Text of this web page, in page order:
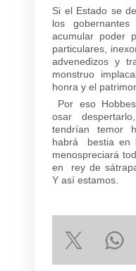
Si el Estado se
los
acumular poder
particulares,
advenedizos y
monstruo
honra y el
Por eso
osar
tendrían temor
habrá bestia en
menospreciará
en rey de
Y así estamos.